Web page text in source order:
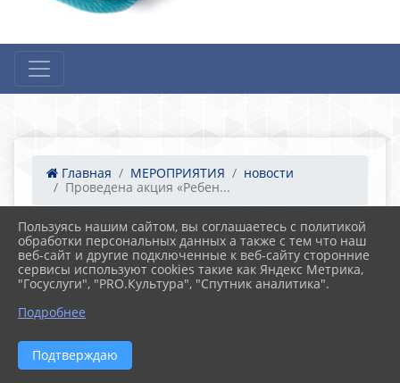
Главная МЕРОПРИЯТИЯ
новости
Проведена акция «Ребен...
10.11.2023 14:38 35
Проведена акция «Ребенок-Безопасный
пассажир»
Пользуясь нашим сайтом, вы соглашаетесь с политикой
обработки персональных данных а также с тем что наш
веб-сайт и другие подключенные к веб-сайту сторонние
сервисы используют cookies такие как Яндекс Метрика,
"Госуслуги", "PRO.Культура", "Спутник аналитика".
Подробнее
Подтверждаю